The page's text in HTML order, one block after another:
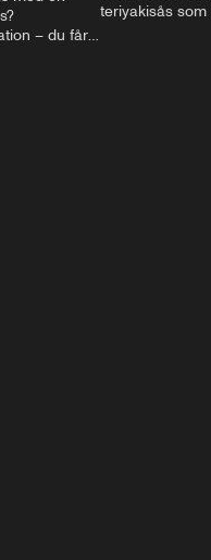
– du får
teriyakisås